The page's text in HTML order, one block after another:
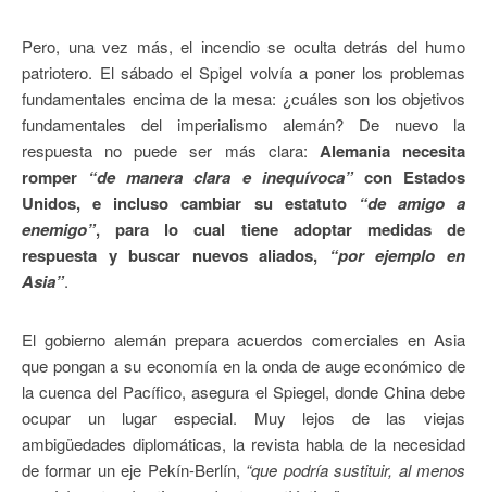
Pero, una vez más, el incendio se oculta detrás del humo
patriotero. El sábado el Spigel volvía a poner los problemas
fundamentales encima de la mesa: ¿cuáles son los objetivos
fundamentales del imperialismo alemán? De nuevo la
respuesta no puede ser más clara: Alemania necesita
romper “de manera clara e inequívoca” con Estados
Unidos, e incluso cambiar su estatuto “de amigo a
enemigo”, para lo cual tiene adoptar medidas de
respuesta y buscar nuevos aliados, “por ejemplo en
Asia”.
El gobierno alemán prepara acuerdos comerciales en Asia
que pongan a su economía en la onda de auge económico de
la cuenca del Pacífico, asegura el Spiegel, donde China debe
ocupar un lugar especial. Muy lejos de las viejas
ambigüedades diplomáticas, la revista habla de la necesidad
de formar un eje Pekín-Berlín, “que podría sustituir, al menos